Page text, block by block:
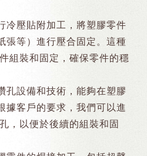
冷壓貼附加工，將塑膠零件
張等）進行壓合固定。這種
組裝和固定，確保零件的穩
孔設備和技術，能夠在塑膠
據客戶的要求，我們可以進
，以便於後續的組裝和固